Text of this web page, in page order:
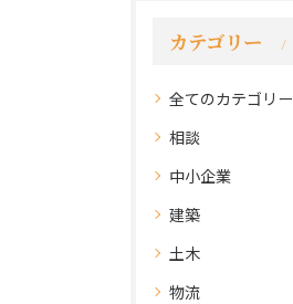
カテゴリー
全てのカテゴリー
相談
中小企業
建築
土木
物流